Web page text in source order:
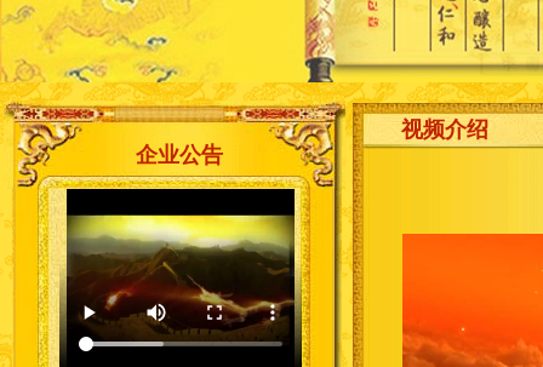
企业公告
视频介绍